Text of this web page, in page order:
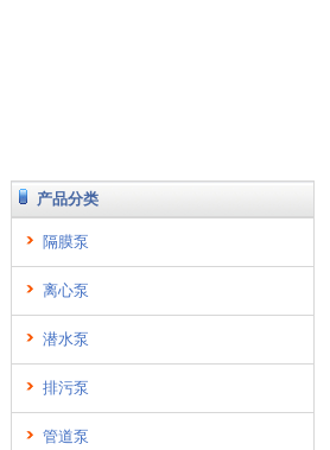
产品分类
隔膜泵
离心泵
潜水泵
排污泵
管道泵